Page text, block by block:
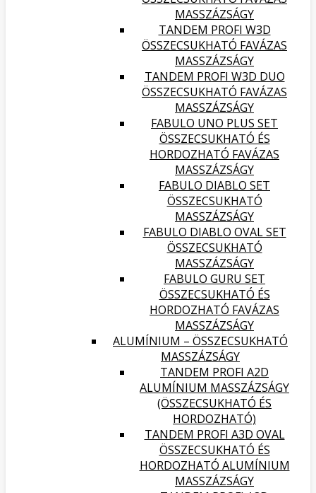
MASSZÁZSÁGY
TANDEM PROFI W3D
ÖSSZECSUKHATÓ FAVÁZAS
MASSZÁZSÁGY
TANDEM PROFI W3D DUO
ÖSSZECSUKHATÓ FAVÁZAS
MASSZÁZSÁGY
FABULO UNO PLUS SET
ÖSSZECSUKHATÓ ÉS
HORDOZHATÓ FAVÁZAS
MASSZÁZSÁGY
FABULO DIABLO SET
ÖSSZECSUKHATÓ
MASSZÁZSÁGY
FABULO DIABLO OVAL SET
ÖSSZECSUKHATÓ
MASSZÁZSÁGY
FABULO GURU SET
ÖSSZECSUKHATÓ ÉS
HORDOZHATÓ FAVÁZAS
MASSZÁZSÁGY
ALUMÍNIUM – ÖSSZECSUKHATÓ
MASSZÁZSÁGY
TANDEM PROFI A2D
ALUMÍNIUM MASSZÁZSÁGY
(ÖSSZECSUKHATÓ ÉS
HORDOZHATÓ)
TANDEM PROFI A3D OVAL
ÖSSZECSUKHATÓ ÉS
HORDOZHATÓ ALUMÍNIUM
MASSZÁZSÁGY